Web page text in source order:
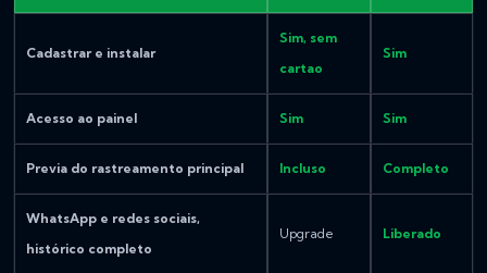
Cadastrar e instalar
Sim, sem
cartao
Sim
Acesso ao painel Sim Sim
Previa do rastreamento principal Incluso Completo
WhatsApp e redes sociais,
histórico completo
Upgrade Liberado